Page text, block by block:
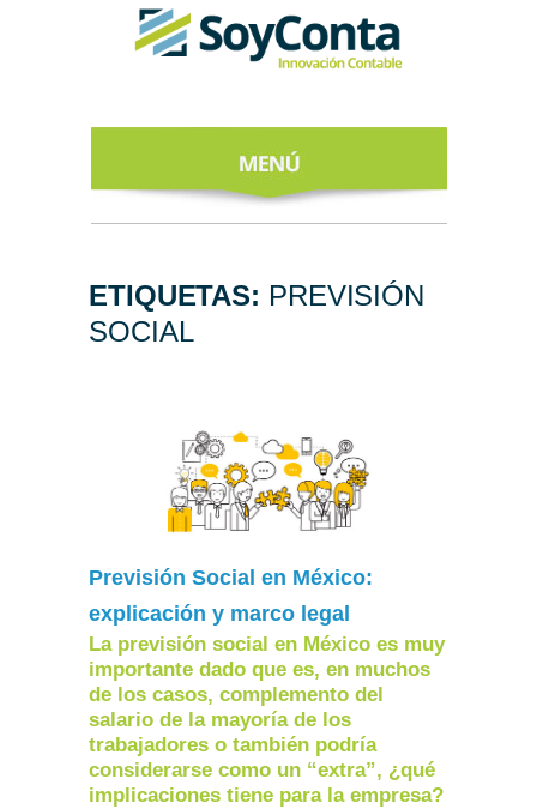
ACERCA DE
EL CFDI 4.0
REGÍSTRATE
AL NEWSLETTER
ETIQUETAS: PREVISIÓN
SOCIAL
Previsión Social en México:
explicación y marco legal
La previsión social en México es muy
importante dado que es, en muchos
de los casos, complemento del
salario de la mayoría de los
trabajadores o también podría
considerarse como un “extra”, ¿qué
implicaciones tiene para la empresa?